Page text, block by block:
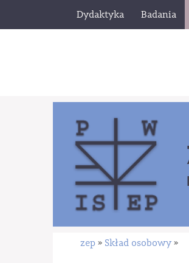
Dydaktyka Badania
zep » Skład osobowy »